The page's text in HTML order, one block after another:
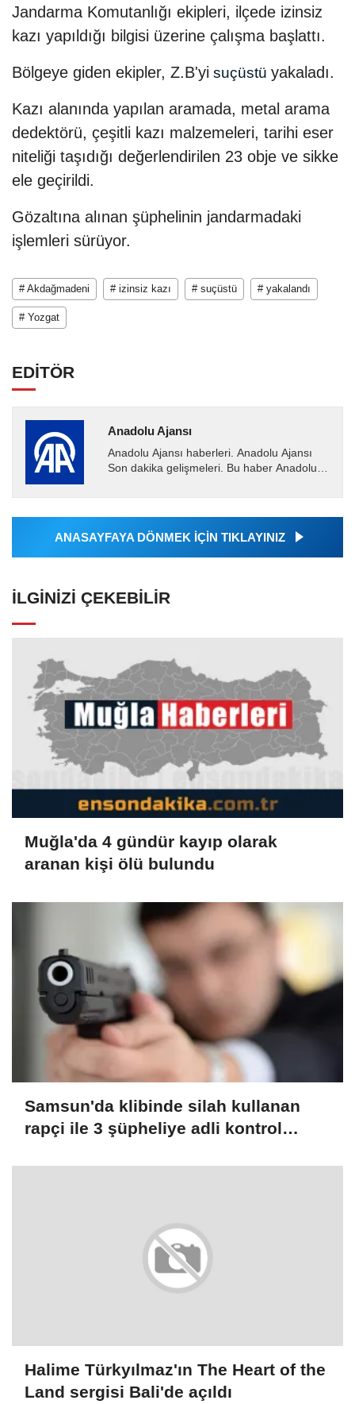
Jandarma Komutanlığı ekipleri, ilçede izinsiz
kazı yapıldığı bilgisi üzerine çalışma başlattı.
Bölgeye giden ekipler, Z.B'yi suçüstü yakaladı.
Kazı alanında yapılan aramada, metal arama
dedektörü, çeşitli kazı malzemeleri, tarihi eser
niteliği taşıdığı değerlendirilen 23 obje ve sikke
ele geçirildi.
Gözaltına alınan şüphelinin jandarmadaki
işlemleri sürüyor.
# Akdağmadeni # izinsiz kazı # suçüstü # yakalandı
# Yozgat
EDİTÖR
Anadolu Ajansı
Anadolu Ajansı haberleri. Anadolu Ajansı
Son dakika gelişmeleri. Bu haber Anadolu
Ajansı tarafından...
ANASAYFAYA DÖNMEK İÇİN TIKLAYINIZ
İLGINIZI ÇEKEBILIR
Muğla'da 4 gündür kayıp olarak
aranan kişi ölü bulundu
Samsun'da klibinde silah kullanan
rapçi ile 3 şüpheliye adli kontrol
Halime Türkyılmaz'ın The Heart of the
Land sergisi Bali'de açıldı